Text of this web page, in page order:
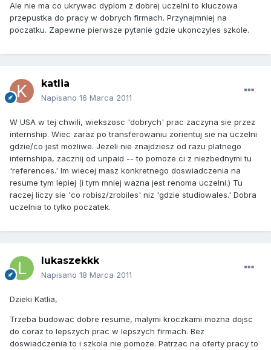
Ale nie ma co ukrywac dyplom z dobrej uczelni to kluczowa
przepustka do pracy w dobrych firmach. Przynajmniej na
poczatku. Zapewne pierwsze pytanie gdzie ukonczyles szkole.
katlia
Napisano 16 Marca 2011
W USA w tej chwili, wiekszosc 'dobrych' prac zaczyna sie przez
internship. Wiec zaraz po transferowaniu zorientuj sie na uczelni
gdzie/co jest mozliwe. Jezeli nie znajdziesz od razu platnego
internshipa, zacznij od unpaid -- to pomoze ci z niezbednymi tu
'references.' Im wiecej masz konkretnego doswiadczenia na
resume tym lepiej (i tym mniej wazna jest renoma uczelni.) Tu
raczej liczy sie 'co robisz/zrobiles' niz 'gdzie studiowales.' Dobra
uczelnia to tylko poczatek.
lukaszekkk
Napisano 18 Marca 2011
Dzieki Katlia,
Trzeba budowac dobre resume, malymi kroczkami mozna dojsc
do coraz to lepszych prac w lepszych firmach. Bez
doswiadczenia to i szkola nie pomoze. Patrzac na oferty pracy to